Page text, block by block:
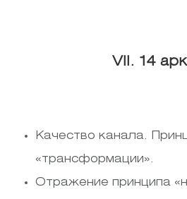
VII. 14
Качество канала.
«трансформации».
Отражение принципа